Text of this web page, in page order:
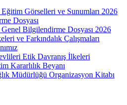
Görselleri ve Sunumları 2026
Dosyası
Bilgilendirme Dosyası 2026
ve Farkındalık Çalışmaları
Etik Davranış İlkeleri
Kararlılık Beyanı
Müdürlüğü Organizasyon Kitabı